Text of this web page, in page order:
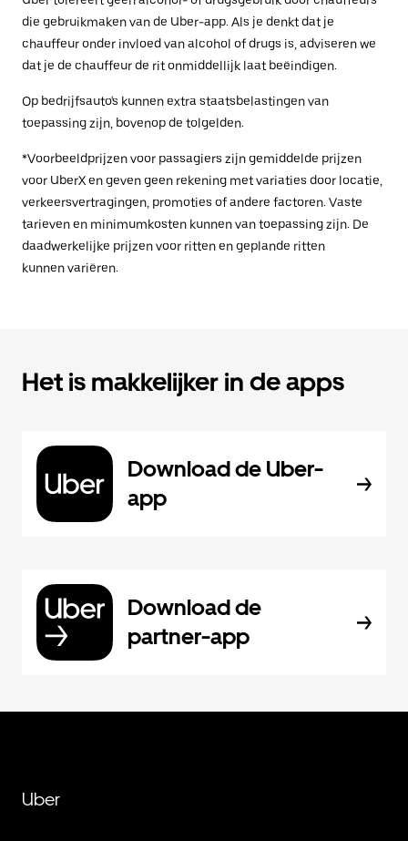
die gebruikmaken van de Uber-app. Als je denkt dat je
chauffeur onder invloed van alcohol of drugs is, adviseren we
dat je de chauffeur de rit onmiddellijk laat beëindigen.
Op bedrijfsauto's kunnen extra staatsbelastingen van
toepassing zijn, bovenop de tolgelden.
*Voorbeeldprijzen voor passagiers zijn gemiddelde prijzen
voor UberX en geven geen rekening met variaties door locatie,
verkeersvertragingen, promoties of andere factoren. Vaste
tarieven en minimumkosten kunnen van toepassing zijn. De
daadwerkelijke prijzen voor ritten en geplande ritten
kunnen variëren.
Het is makkelijker in de apps
Download de Uber-
app
Download de
partner-app
Uber